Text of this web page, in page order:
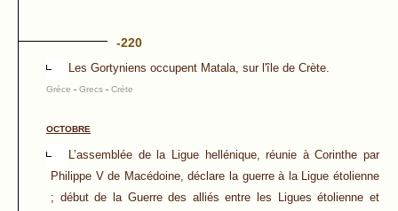
-220
Les Gortyniens occupent Matala, sur l'île de Crète.
Grèce - Grecs - Crète
OCTOBRE
L’assemblée de la Ligue hellénique, réunie à Corinthe par
Philippe V de Macédoine, déclare la guerre à la Ligue étolienne
; début de la Guerre des alliés entre les Ligues étolienne et